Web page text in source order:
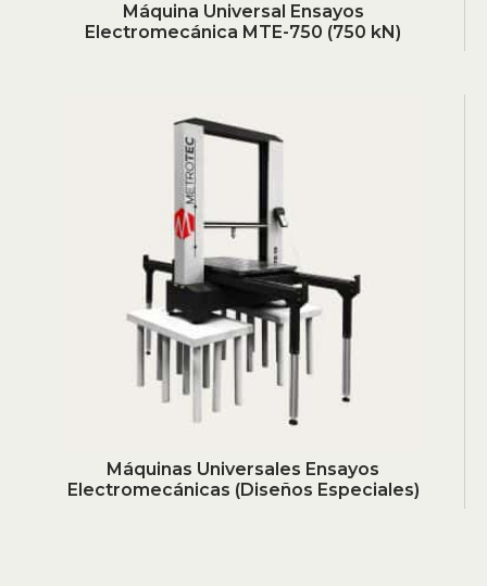
Máquina Universal Ensayos
Electromecánica MTE-750 (750 kN)
Máquinas Universales Ensayos
Electromecánicas (Diseños Especiales)